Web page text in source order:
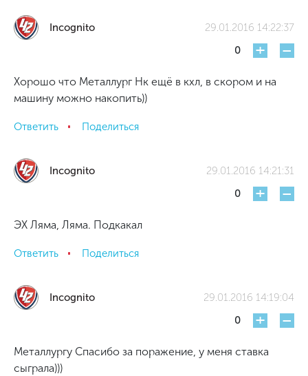
Incognito
29.01.2016 14:22:37
0
+ -
Хорошо что Металлург Нк ещё в кхл, в скором и на
машину можно накопить))
Ответить Поделиться
Incognito
29.01.2016 14:21:31
0
+ -
ЭХ Ляма, Ляма. Подкакал
Ответить Поделиться
Incognito
29.01.2016 14:19:04
0
+ -
Металлургу Спасибо за поражение, у меня ставка
сыграла)))